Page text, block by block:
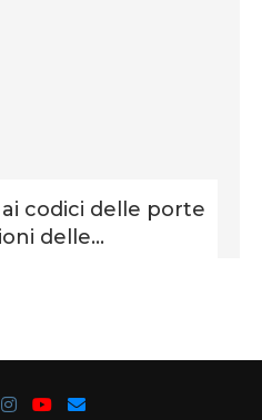
codici delle porte
delle...